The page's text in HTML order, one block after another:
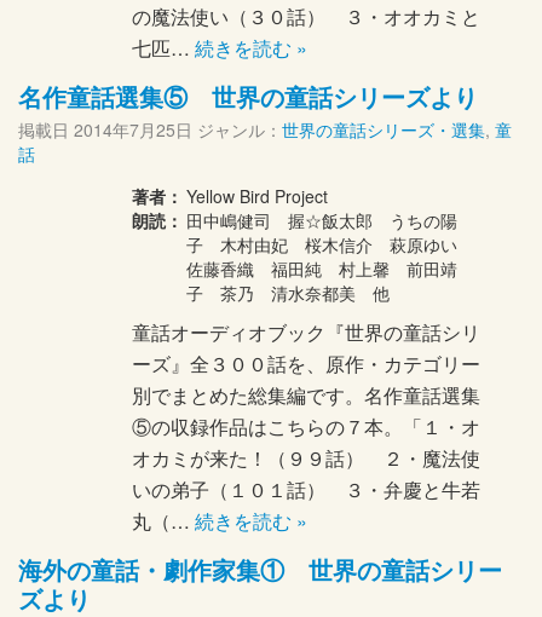
の魔法使い（３０話） ３・オオカミと
七匹… 続きを読む »
名作童話選集⑤ 世界の童話シリーズより
掲載日 2014年7月25日 ジャンル： 世界の童話シリーズ・選集, 童
話
著者： Yellow Bird Project
朗読： 田中嶋健司 握☆飯太郎 うちの陽
子 木村由妃 桜木信介 萩原ゆい
佐藤香織 福田純 村上馨 前田靖
子 茶乃 清水奈都美 他
童話オーディオブック『世界の童話シリ
ーズ』全３００話を、原作・カテゴリー
別でまとめた総集編です。名作童話選集
⑤の収録作品はこちらの７本。「１・オ
オカミが来た！（９９話） ２・魔法使
いの弟子（１０１話） ３・弁慶と牛若
丸（… 続きを読む »
海外の童話・劇作家集① 世界の童話シリー
ズより